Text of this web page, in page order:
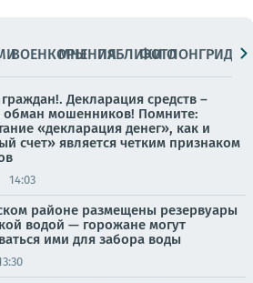
ВОЕНКОРЫМНЕНИЯПАБЛИКИ
ФОТОЛОНГРИДЫ
Декларация средств –
обман мошенников! Помните:
«декларация денег», как и
счет» является четким признаком
14:03
районе размещены резервуары
водой — горожане могут
ими для забора воды